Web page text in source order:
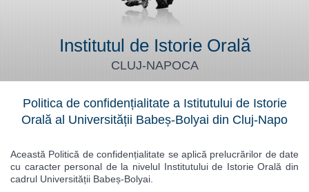
Institutul de Istorie Orală
CLUJ-NAPOCA
Politica de confidențialitate a Istitutului de Istorie
Orală al Universității Babeș-Bolyai din Cluj-Napo
Această Politică de confidențialitate se aplică prelucrărilor de date
cu caracter personal de la nivelul Institutului de Istorie Orală din
cadrul Universității Babeș-Bolyai.